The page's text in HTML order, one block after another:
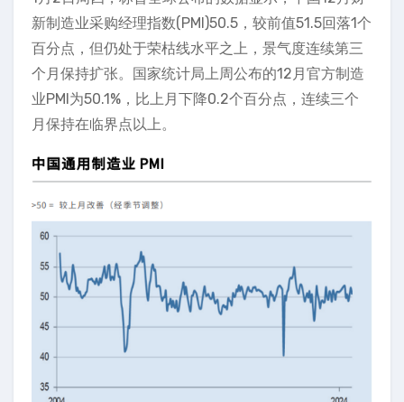
新制造业采购经理指数(PMI)50.5，较前值51.5回落1个
百分点，但仍处于荣枯线水平之上，景气度连续第三
个月保持扩张。国家统计局上周公布的12月官方制造
业PMI为50.1%，比上月下降0.2个百分点，连续三个
月保持在临界点以上。